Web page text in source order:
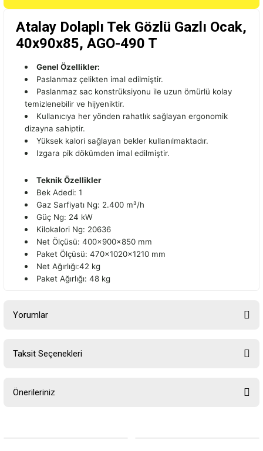
Atalay Dolaplı Tek Gözlü Gazlı Ocak,
40x90x85, AGO-490 T
Genel Özellikler:
Paslanmaz çelikten imal edilmiştir.
Paslanmaz sac konstrüksiyonu ile uzun ömürlü kolay
temizlenebilir ve hijyeniktir.
Kullanıcıya her yönden rahatlık sağlayan ergonomik
dizayna sahiptir.
Yüksek kalori sağlayan bekler kullanılmaktadır.
Izgara pik dökümden imal edilmiştir.
Teknik Özellikler
Bek Adedi: 1
Gaz Sarfiyatı Ng: 2.400 m³/h
Güç Ng: 24 kW
Kilokalori Ng: 20636
Net Ölçüsü: 400x900x850 mm
Paket Ölçüsü: 470x1020x1210 mm
Net Ağırlığı:42 kg
Paket Ağırlığı: 48 kg
Yorumlar
Taksit Seçenekleri
Önerileriniz